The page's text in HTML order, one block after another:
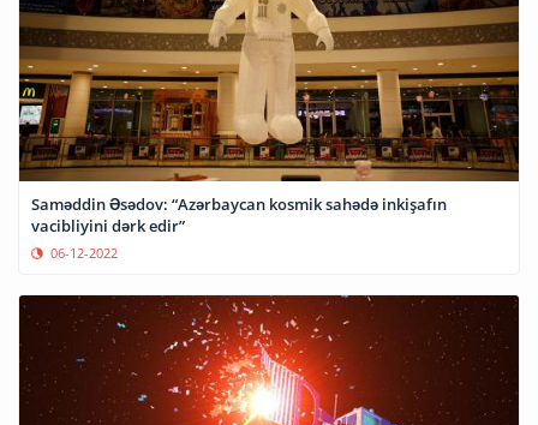
Saməddin Əsədov: “Azərbaycan kosmik sahədə inkişafın
vacibliyini dərk edir”
06-12-2022